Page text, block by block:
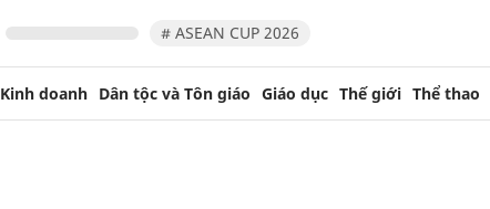
# ASEAN CUP 2026
Kinh doanh Dân tộc và Tôn giáo Giáo dục Thế giới Thể thao